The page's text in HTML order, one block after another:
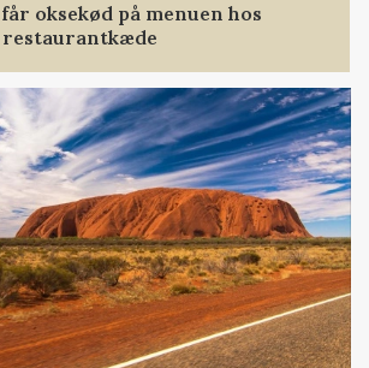
oksekød på menuen hos
restaurantkæde